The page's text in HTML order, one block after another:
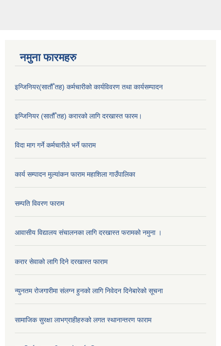
नमुना फारमहरु
इन्जिनियर(सातौँ तह) कर्मचारीको कार्यविवरण तथा कार्यसम्पादन
इन्जिनियर (सातौँ तह) करारको लागि दरखास्त फारम।
विदा माग गर्ने कर्मचारीले भर्ने फाराम
कार्य सम्पादन मुल्यांकन फाराम महाशिला गाउँपालिका
सम्पति विवरण फाराम
आवासीय विद्यालय संचालनका लागि दरखास्त फरामको नमुना ।
करार सेवाको लागि दिने दरखास्त फाराम
न्युनतम रोजगारीमा संलग्न हुनको लागि निवेदन दिनेबारेको सूचना
सामाजिक सुरक्षा लाभग्राहीहरुको लगत स्थानान्तरण फाराम